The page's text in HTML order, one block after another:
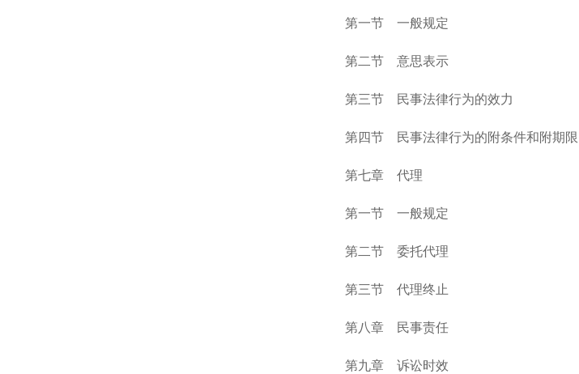
第一节 一般规定
第二节 意思表示
第三节 民事法律行为的效力
第四节 民事法律行为的附条件和附期限
第七章 代理
第一节 一般规定
第二节 委托代理
第三节 代理终止
第八章 民事责任
第九章 诉讼时效